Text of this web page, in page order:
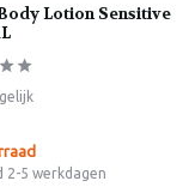
Lotion Sensitive
2-5 werkdagen